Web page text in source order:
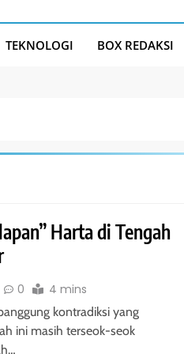
TEKNOLOGI BOX REDAKSI
Harta di Tengah
0 4 mins
kontradiksi yang
ini masih terseok-seok